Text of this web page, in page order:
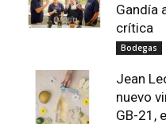
Gandía
crítica
Bodegas
Jean
nuevo
GB-21,